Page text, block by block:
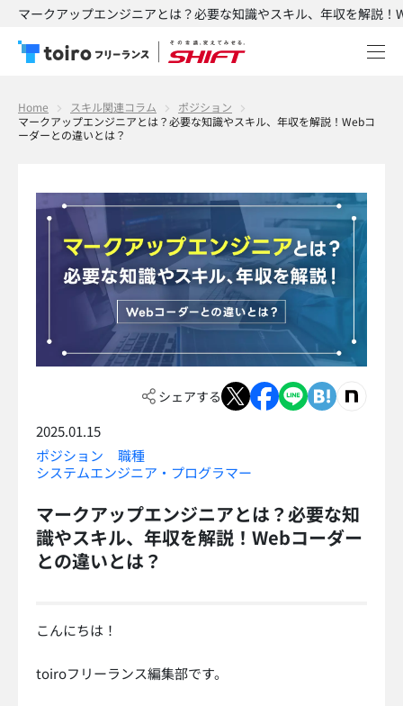
マークアップエンジニアとは？必要な知識やスキル、年収を解説
Home スキル関連コラム
ポジション
マークアップエンジニアとは？必要な知識やスキル、年収を解説！Webコ
ーダーとの違いとは？
シェアする
2025.01.15
ポジション
職種
システムエンジニア・プログラマー
マークアップエンジニアとは？必要な知
識やスキル、年収を解説！Webコーダー
との違いとは？
こんにちは！
toiroフリーランス編集部です。